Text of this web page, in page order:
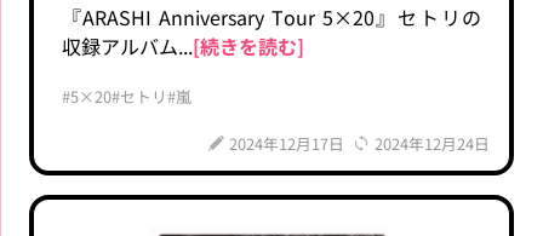
『ARASHI Anniversary Tour 5×20』セトリの
収録アルバム...[続きを読む]
#5×20#セトリ#嵐
2024年12月17日 2024年12月24日